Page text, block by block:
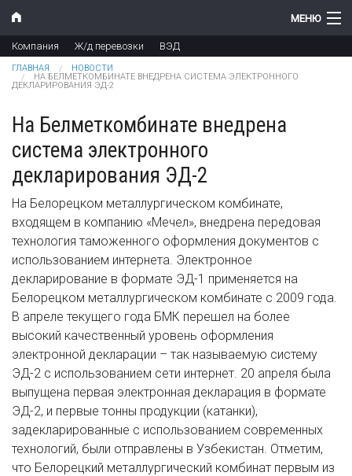
Перейти к основному содержанию
МЕНЮ
Компания
Новости
Продукты
Цены
Поддержка
Контакты
Компания Ж/д перевозки ВЭД
Вы здесь
ГЛАВНАЯ
НОВОСТИ
НА БЕЛМЕТКОМБИНАТЕ ВНЕДРЕНА СИСТЕМА ЭЛЕКТРОННОГО
ДЕКЛАРИРОВАНИЯ ЭД-2
На Белметкомбинате внедрена
система электронного
декларирования ЭД-2
На Белорецком металлургическом комбинате,
входящем в компанию «Мечел», внедрена передовая
технология таможенного оформления документов с
использованием интернета. Электронное
декларирование в формате ЭД-1 применяется на
Белорецком металлургическом комбинате с 2009 года.
В апреле текущего года БМК перешел на более
высокий качественный уровень оформления
электронной декларации – так называемую систему
ЭД-2 с использованием сети интернет. 20 апреля была
выпущена первая электронная декларация в формате
ЭД-2, и первые тонны продукции (катанки),
задекларированные с использованием современных
технологий, были отправлены в Узбекистан. Отметим,
что Белорецкий металлургический комбинат первым из